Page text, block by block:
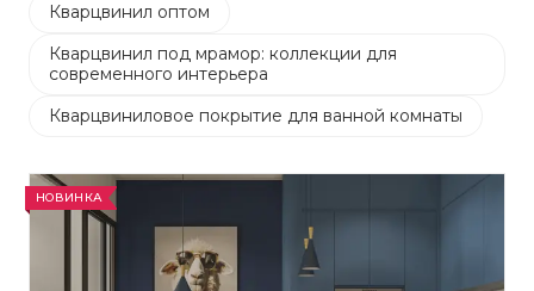
Кварцвинил оптом
Кварцвинил под мрамор: коллекции для
современного интерьера
Кварцвиниловое покрытие для ванной комнаты
НОВИНКА